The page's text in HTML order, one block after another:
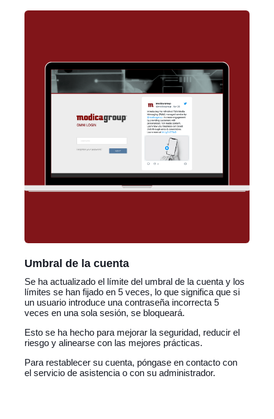
Umbral de la cuenta
Se ha actualizado el límite del umbral de la cuenta y los
límites se han fijado en 5 veces, lo que significa que si
un usuario introduce una contraseña incorrecta 5
veces en una sola sesión, se bloqueará.
Esto se ha hecho para mejorar la seguridad, reducir el
riesgo y alinearse con las mejores prácticas.
Para restablecer su cuenta, póngase en contacto con
el servicio de asistencia o con su administrador.